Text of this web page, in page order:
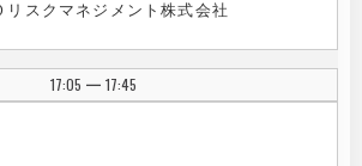
リスクマネジメント株式会社
17:05 | 17:45